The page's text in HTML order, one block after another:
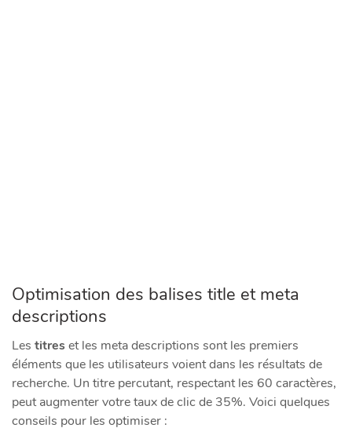
Optimisation des balises title et meta
descriptions
Les titreset les meta descriptions sont les premiers
éléments que les utilisateurs voient dans les résultats de
recherche. Un titre percutant, respectant les 60 caractères,
peut augmenter votre taux de clic de 35%. Voici quelques
conseils pour les optimiser :